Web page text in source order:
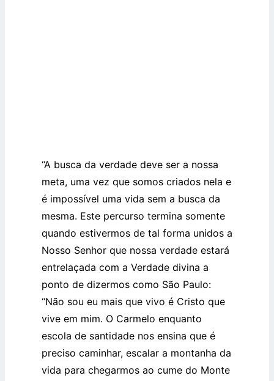
“A busca da verdade deve ser a nossa
meta, uma vez que somos criados nela e
é impossível uma vida sem a busca da
mesma. Este percurso termina somente
quando estivermos de tal forma unidos a
Nosso Senhor que nossa verdade estará
entrelaçada com a Verdade divina a
ponto de dizermos como São Paulo:
“Não sou eu mais que vivo é Cristo que
vive em mim. O Carmelo enquanto
escola de santidade nos ensina que é
preciso caminhar, escalar a montanha da
vida para chegarmos ao cume do Monte